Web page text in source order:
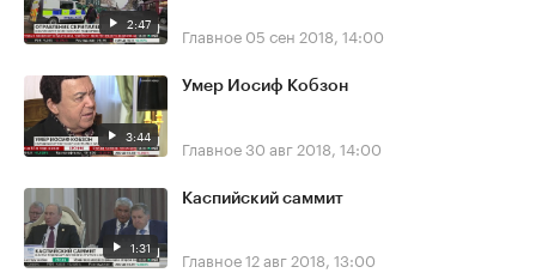
2:47 Главное 05 сен 2018, 14:00
3:44
Умер Иосиф Кобзон
Главное30 авг 2018, 14:00
1:31
Каспийский саммит
Главное12 авг 2018, 13:00